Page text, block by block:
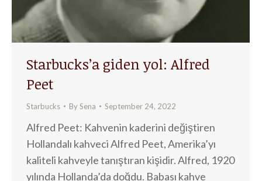
Starbucks’a giden yol: Alfred
Peet
Starbucks BySena September 24, 2022
Alfred Peet: Kahvenin kaderini değiştiren
Hollandalı kahveci Alfred Peet, Amerika’yı
kaliteli kahveyle tanıştıran kişidir. Alfred, 1920
yılında Hollanda’da doğdu. Babası kahve